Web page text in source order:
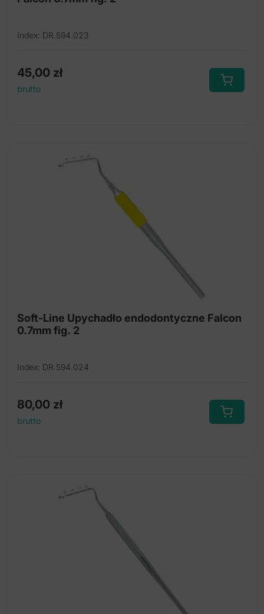
Index: DR.594.023
45,00 zł
brutto
Soft-Line Upychadło endodontyczne Falcon
0.7mm fig. 2
Index: DR.594.024
80,00 zł
brutto